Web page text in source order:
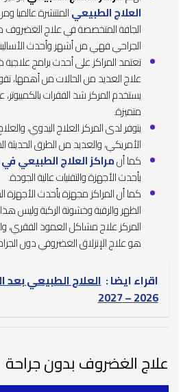
العلاج الطبيعيالمنتشرة عالميا
الجافة المتخصصة في علاج الغضروف
الجراحي فهي من أشهر وأحدث
تعتمد المراكز على أحدث برامج
علاج العديد من الحالات من أهمها،
يستخدم المركز شد الفقرات
متميزة.
يتوفر لدى المركز العلاج اليدوي،
الأمريكي، والعديد من الطرق الحديثة
كما أنمراكز العلاج الطبيعي
بأحدث الأجهزة والتقنيات عالية الجودة.
كما أن المراكز مجهزة بأحدث
الظهر والرقبة وخشونة الركبة وليس
المركز علاج مشاكل العمود الفقري،
هو علاج الإنزلاق الغضروفي دون
اقراء ايضا : العلاج الطبيعي بعد
2026 – 2027
علاج الغضروف بدون جراحة